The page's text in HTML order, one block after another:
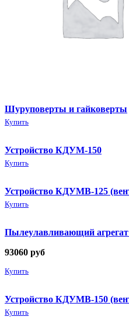
Шуруповерты и гайковерты
Купить
Устройство КДУМ-150
Купить
Устройство КДУМВ-125
Купить
Пылеулавливающий
93060 руб
Купить
Устройство КДУМВ-150
Купить